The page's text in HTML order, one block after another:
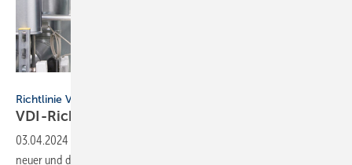
Richtlinie VDI 2073 Blatt 2
VDI-Richt­linie für den hy­drau­lischen
03.04.2024
neuer und die Überprüfung bestehender Heiz- und